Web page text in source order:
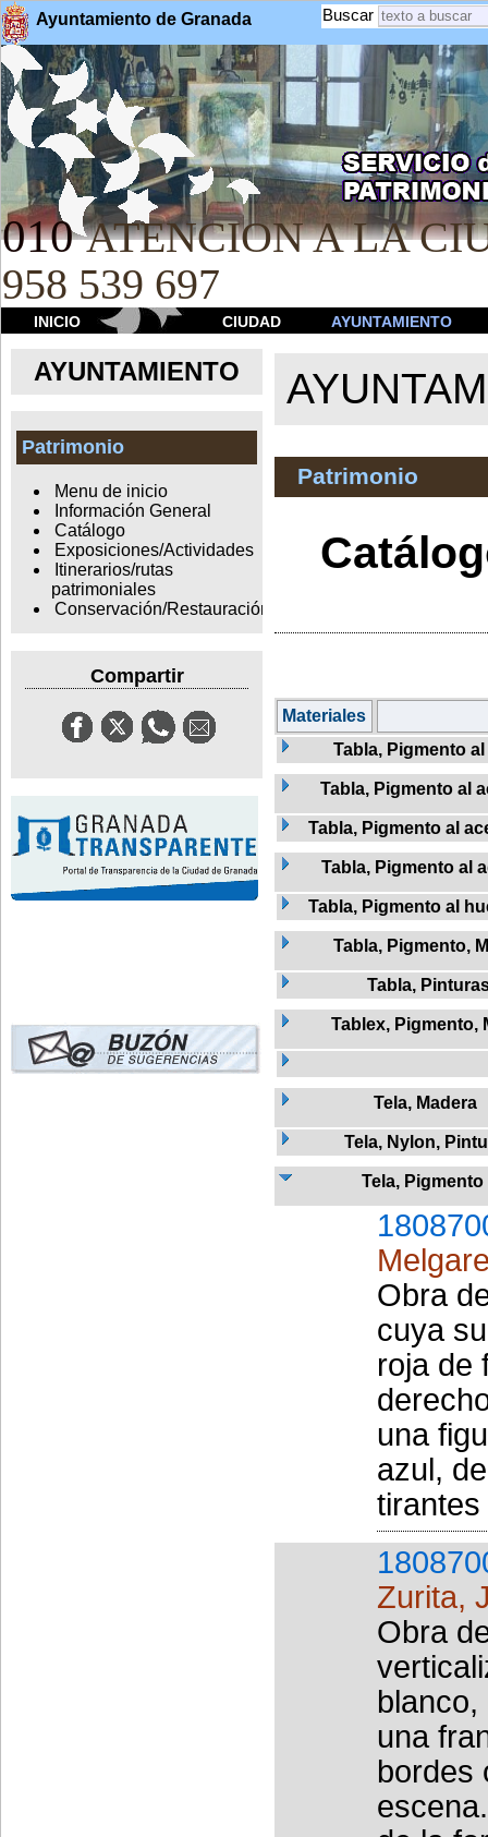
Ayuntamiento de Granada Buscar
010 ATENCION A LA
958 539 697
INICIO CIUDAD AYUNTAMIENTO
AYUNTAMIENTO
Patrimonio
Menu de inicio
Información General
Catálogo
Exposiciones/Actividades
Itinerarios/rutas
patrimoniales
Conservación/Restauración
Compartir
Patrimonio
Materiales
Tabla, Pigmento
Tabla, Pigmento al
Tabla, Pigmento al
Tabla, Pigmento al
Tabla, Pigmento al
Tabla, Pigmento,
Tabla,
Tablex, Pigmento,
Tela, Madera
Tela, Nylon,
Tela, Pigmento
Obra
cuya
roja de
una
azul,
Zurita,
Obra
una
bordes